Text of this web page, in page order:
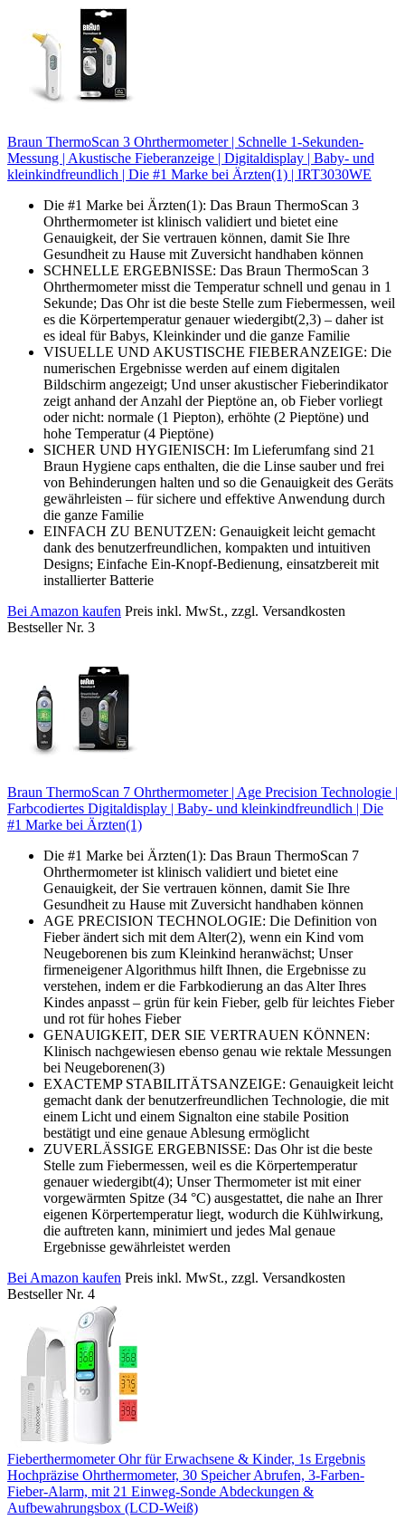
Braun ThermoScan 3 Ohrthermometer | Schnelle 1-Sekunden-
Messung | Akustische Fieberanzeige | Digitaldisplay | Baby- und
kleinkindfreundlich | Die #1 Marke bei Ärzten(1) | IRT3030WE
Die #1 Marke bei Ärzten(1): Das Braun ThermoScan 3
Ohrthermometer ist klinisch validiert und bietet eine
Genauigkeit, der Sie vertrauen können, damit Sie Ihre
Gesundheit zu Hause mit Zuversicht handhaben können
SCHNELLE ERGEBNISSE: Das Braun ThermoScan 3
Ohrthermometer misst die Temperatur schnell und genau in 1
Sekunde; Das Ohr ist die beste Stelle zum Fiebermessen, weil
es die Körpertemperatur genauer wiedergibt(2,3) – daher ist
es ideal für Babys, Kleinkinder und die ganze Familie
VISUELLE UND AKUSTISCHE FIEBERANZEIGE: Die
numerischen Ergebnisse werden auf einem digitalen
Bildschirm angezeigt; Und unser akustischer Fieberindikator
zeigt anhand der Anzahl der Pieptöne an, ob Fieber vorliegt
oder nicht: normale (1 Piepton), erhöhte (2 Pieptöne) und
hohe Temperatur (4 Pieptöne)
SICHER UND HYGIENISCH: Im Lieferumfang sind 21
Braun Hygiene caps enthalten, die die Linse sauber und frei
von Behinderungen halten und so die Genauigkeit des Geräts
gewährleisten – für sichere und effektive Anwendung durch
die ganze Familie
EINFACH ZU BENUTZEN: Genauigkeit leicht gemacht
dank des benutzerfreundlichen, kompakten und intuitiven
Designs; Einfache Ein-Knopf-Bedienung, einsatzbereit mit
installierter Batterie
Bei Amazon kaufen Preis inkl. MwSt., zzgl. Versandkosten
Bestseller Nr. 3
Braun ThermoScan 7 Ohrthermometer | Age Precision Technologie |
Farbcodiertes Digitaldisplay | Baby- und kleinkindfreundlich | Die
#1 Marke bei Ärzten(1)
Die #1 Marke bei Ärzten(1): Das Braun ThermoScan 7
Ohrthermometer ist klinisch validiert und bietet eine
Genauigkeit, der Sie vertrauen können, damit Sie Ihre
Gesundheit zu Hause mit Zuversicht handhaben können
AGE PRECISION TECHNOLOGIE: Die Definition von
Fieber ändert sich mit dem Alter(2), wenn ein Kind vom
Neugeborenen bis zum Kleinkind heranwächst; Unser
firmeneigener Algorithmus hilft Ihnen, die Ergebnisse zu
verstehen, indem er die Farbkodierung an das Alter Ihres
Kindes anpasst – grün für kein Fieber, gelb für leichtes Fieber
und rot für hohes Fieber
GENAUIGKEIT, DER SIE VERTRAUEN KÖNNEN:
Klinisch nachgewiesen ebenso genau wie rektale Messungen
bei Neugeborenen(3)
EXACTEMP STABILITÄTSANZEIGE: Genauigkeit leicht
gemacht dank der benutzerfreundlichen Technologie, die mit
einem Licht und einem Signalton eine stabile Position
bestätigt und eine genaue Ablesung ermöglicht
ZUVERLÄSSIGE ERGEBNISSE: Das Ohr ist die beste
Stelle zum Fiebermessen, weil es die Körpertemperatur
genauer wiedergibt(4); Unser Thermometer ist mit einer
vorgewärmten Spitze (34 °C) ausgestattet, die nahe an Ihrer
eigenen Körpertemperatur liegt, wodurch die Kühlwirkung,
die auftreten kann, minimiert und jedes Mal genaue
Ergebnisse gewährleistet werden
Bei Amazon kaufen Preis inkl. MwSt., zzgl. Versandkosten
Bestseller Nr. 4
Fieberthermometer Ohr für Erwachsene & Kinder, 1s Ergebnis
Hochpräzise Ohrthermometer, 30 Speicher Abrufen, 3-Farben-
Fieber-Alarm, mit 21 Einweg-Sonde Abdeckungen &
Aufbewahrungsbox (LCD-Weiß)